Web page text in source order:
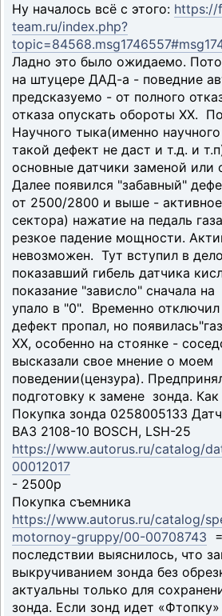
Ну началось всё с этого: https://
team.ru/index.php?
Ладно это было ожидаемо.
на штуцере ДАД-а - поведние
предсказуемо - от полного
отказа опускать обороты ХХ.
Научного тыка(именно
такой дефект не даст и т.д. и
основные датчики заменой или
Далее появился "забавный"
от 2500/2800 и выше -
сектора) нажатие на педаль
резкое падение мощности.
невозможен. Тут вступил в
показавший гибель датчика
показание "зависло" сначала
упало в "0". Временно
дефект пропал, но
ХХ, особенно на стоянке -
высказали свое мнение о моем
поведении(цензура).
подготовку к замене зонда. Как
Покупка зонда 0258005133
ВАЗ 2108-10 BOSCH, LSH-25
https://www.autorus.ru/catalog/
00012017
- 2500р
Покупка съемника
https://www.autorus.ru/catalog/
motornoy-gruppy/00-00708743
последствии выяснилось, что
выкручиванием зонда без
актуальны только для
зонда. Если зонд идет